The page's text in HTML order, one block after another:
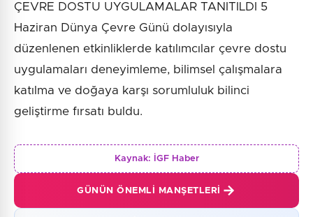
ÇEVRE DOSTU UYGULAMALAR TANITILDI 5
Haziran Dünya Çevre Günü dolayısıyla
düzenlenen etkinliklerde katılımcılar çevre dostu
uygulamaları deneyimleme, bilimsel çalışmalara
katılma ve doğaya karşı sorumluluk bilinci
geliştirme fırsatı buldu.
Kaynak: İGF Haber
GÜNÜN ÖNEMLI MANŞETLERI